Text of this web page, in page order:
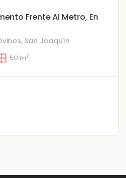
Frente Al Metro, En
San Joaquín
50 m2